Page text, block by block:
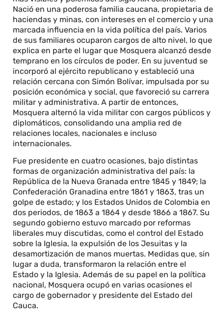
Nació en una poderosa familia caucana, propietaria de
haciendas y minas, con intereses en el comercio y una
marcada influencia en la vida política del país. Varios
de sus familiares ocuparon cargos de alto nivel, lo que
explica en parte el lugar que Mosquera alcanzó desde
temprano en los círculos de poder. En su juventud se
incorporó al ejército republicano y estableció una
relación cercana con Simón Bolívar, impulsada por su
posición económica y social, que favoreció su carrera
militar y administrativa. A partir de entonces,
Mosquera alternó la vida militar con cargos públicos y
diplomáticos, consolidando una amplia red de
relaciones locales, nacionales e incluso
internacionales.
Fue presidente en cuatro ocasiones, bajo distintas
formas de organización administrativa del país: la
República de la Nueva Granada entre 1845 y 1849; la
Confederación Granadina entre 1861 y 1863, tras un
golpe de estado; y los Estados Unidos de Colombia en
dos periodos, de 1863 a 1864 y desde 1866 a 1867. Su
segundo gobierno estuvo marcado por reformas
liberales muy discutidas, como el control del Estado
sobre la Iglesia, la expulsión de los Jesuitas y la
desamortización de manos muertas. Medidas que, sin
lugar a duda, transformaron la relación entre el
Estado y la Iglesia. Además de su papel en la política
nacional, Mosquera ocupó en varias ocasiones el
cargo de gobernador y presidente del Estado del
Cauca.